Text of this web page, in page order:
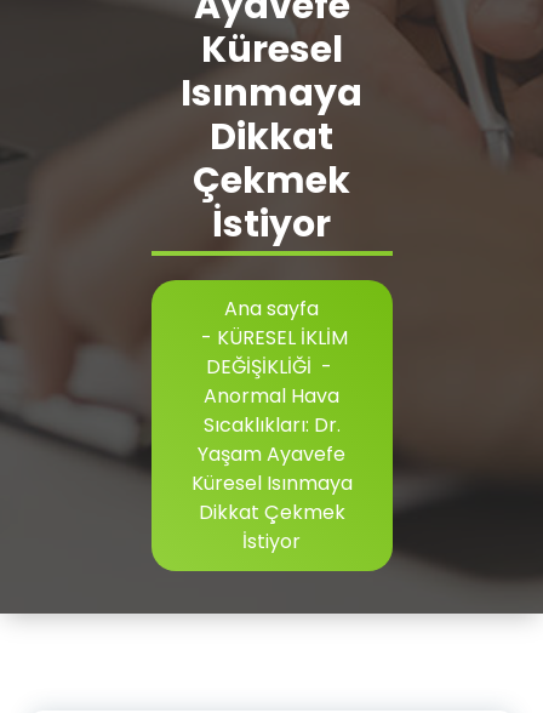
Küresel
Isınmaya
Dikkat
Çekmek
İstiyor
Ana sayfa
- KÜRESEL İKLİM
DEĞİŞİKLİĞİ -
Anormal Hava
Sıcaklıkları: Dr.
Yaşam Ayavefe
Küresel Isınmaya
Dikkat Çekmek
İstiyor